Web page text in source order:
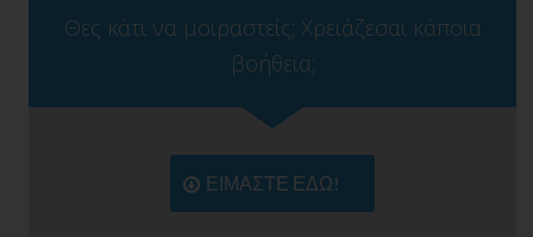
Θες κάτι να μοιραστείς; Χρειάζεσαι κάποια
βοήθεια;
ΕΙΜΑΣΤΕ ΕΔΩ!